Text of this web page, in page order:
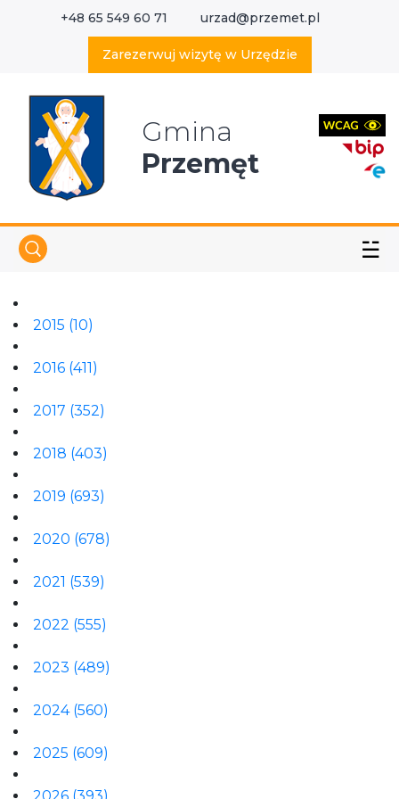
+48 65 549 60 71 urzad@przemet.pl
Zarezerwuj wizytę w Urzędzie
Gmina
Przemęt
☱
2015 (10)
2016 (411)
2017 (352)
2018 (403)
2019 (693)
2020 (678)
2021 (539)
2022 (555)
2023 (489)
2024 (560)
2025 (609)
Wyszukaj w serwisie